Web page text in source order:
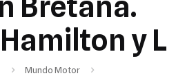
y L
Mundo Motor